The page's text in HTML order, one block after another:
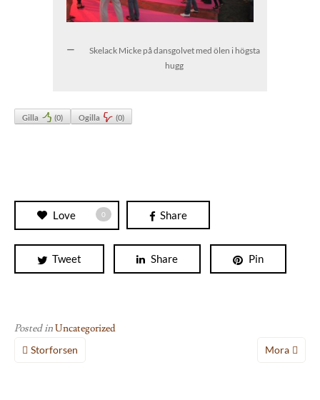
Skelack Micke på dansgolvet med ölen i högsta
hugg
Gilla (0) Ogilla (0)
Love 0 Share
Tweet Share Pin
Posted inUncategorized
Inläggsnavigering
Storforsen Mora